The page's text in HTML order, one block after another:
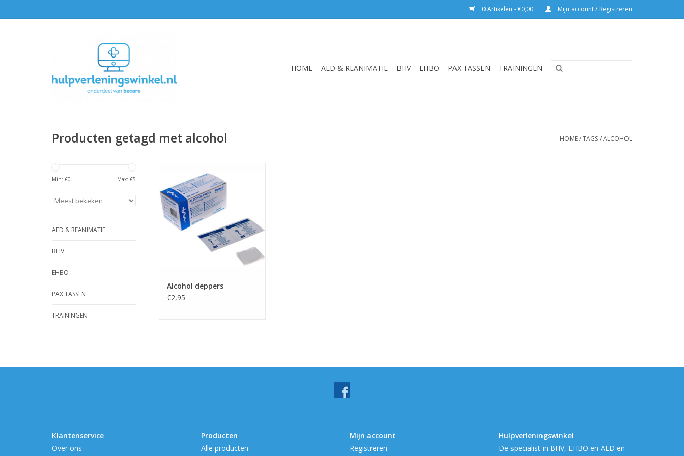
0 Artikelen - €0,00 Mijn account / Registreren
HOME AED & REANIMATIE BHV EHBO PAX TASSEN TRAININGEN
Producten getagd met alcohol HOME/TAGS/ALCOHOL
Min: €0 Max: €5
AED & REANIMATIE
BHV
EHBO
PAX TASSEN
TRAININGEN
TOEVOEGEN AAN WINKELWAGEN
Alcohol deppers
€2,95
Klantenservice
Over ons
Producten
Alle producten
Mijn account
Registreren
Hulpverleningswinkel
De specialist in BHV, EHBO en AED en